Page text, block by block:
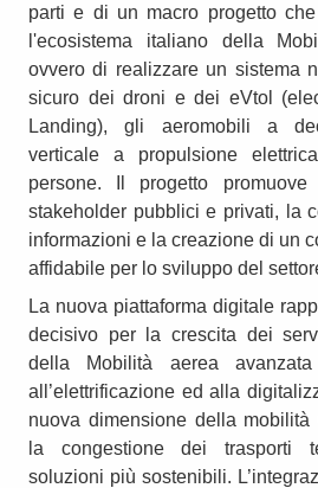
parti e di un macro progetto
l'ecosistema italiano della
ovvero di realizzare un sistema
sicuro dei droni e dei eVtol
Landing), gli aeromobili a
verticale a propulsione
persone. Il progetto
stakeholder pubblici e privati, la
informazioni e la creazione di un
affidabile per lo sviluppo del
La nuova piattaforma digitale
decisivo per la crescita dei
della Mobilità aerea
all’elettrificazione ed alla
nuova dimensione della mobilità
la congestione dei trasporti
soluzioni più sostenibili.